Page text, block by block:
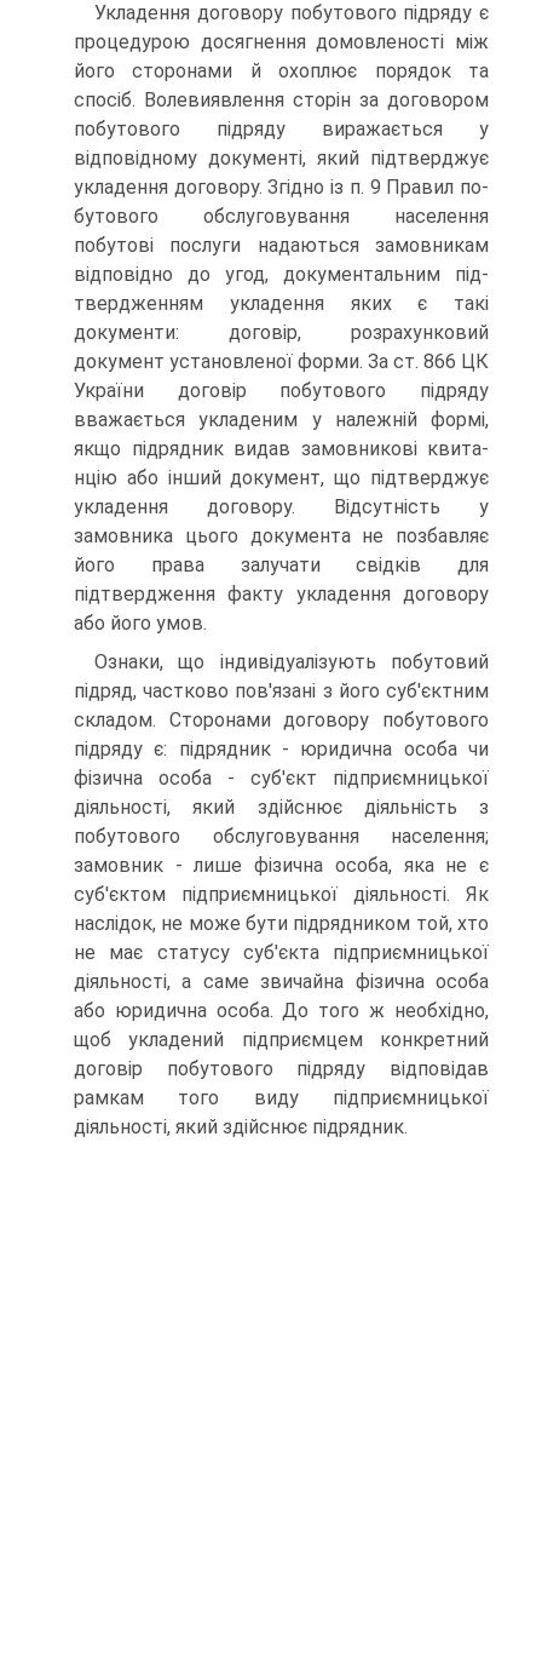
Укладення договору побутового підряду є
процедурою досягнення домовленості між
його сторонами й охоплює по­рядок та
спосіб. Волевиявлення сторін за договором
побуто­вого підряду виражається у
відповідному документі, який підтверджує
укладення договору. Згідно із п. 9 Правил по­
бутового обслуговування населення
побутові послуги нада­ються замовникам
відповідно до угод, документальним під­
твердженням укладення яких є такі
документи: договір, розрахунковий
документ установленої форми. За ст. 866 ЦК
України договір побутового підряду
вважається укладеним у належній формі,
якщо підрядник видав замовникові квита­
нцію або інший документ, що підтверджує
укладення дого­вору. Відсутність у
замовника цього документа не позбавляє
його права залучати свідків для
підтвердження факту укла­дення договору
або його умов.
Ознаки, що індивідуалізують побутовий
підряд, частко­во пов'язані з його суб'єктним
складом. Сторонами договору побутового
підряду є: підрядник - юридична особа чи
фізич­на особа - суб'єкт підприємницької
діяльності, який здійснює діяльність з
побутового обслуговування населення;
замовник - лише фізична особа, яка не є
суб'єктом підприємницької дія­льності. Як
наслідок, не може бути підрядником той, хто
не має статусу суб'єкта підприємницької
діяльності, а саме звичайна фізична особа
або юридична особа. До того ж не­обхідно,
щоб укладений підприємцем конкретний
договір побутового підряду відповідав
рамкам того виду підприєм­ницької
діяльності, який здійснює підрядник.